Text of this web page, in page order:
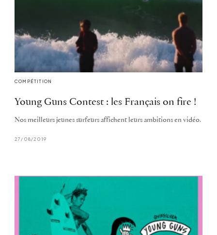
COMPÉTITION
Young Guns Contest : les Français on fire !
Nos meilleurs jeunes surfeurs affichent leurs ambitions en vidéo.
27/08/2019